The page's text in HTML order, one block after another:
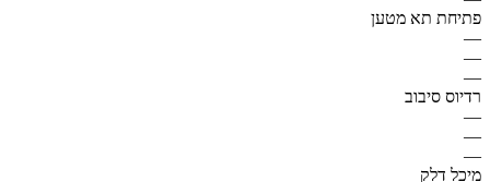
פתיחת תא מטען
—
—
—
רדיוס סיבוב
—
—
—
מיכל דלק